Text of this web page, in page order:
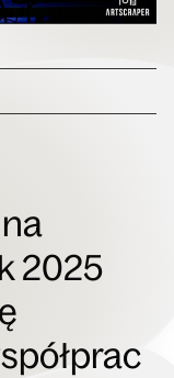
2025